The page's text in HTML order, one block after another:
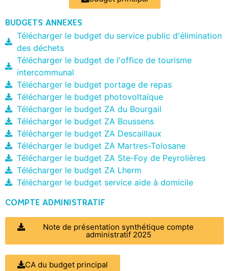
BUDGETS ANNEXES
Télécharger le budget du service public d'élimination
des déchets
Télécharger le budget de l'office de tourisme
intercommunal
Télécharger le budget portage de repas
Télécharger le budget photovoltaïque
Télécharger le budget ZA du Bourgail
Télécharger le budget ZA Boussens
Télécharger le budget ZA Descaillaux
Télécharger le budget ZA Martres-Tolosane
Télécharger le budget ZA Ste-Foy de Peyrolières
Télécharger le budget ZA Lherm
Télécharger le budget service aide à domicile
COMPTE ADMINISTRATIF
Note de présentation synthétique compte
administratif 2025
CA du budget principal